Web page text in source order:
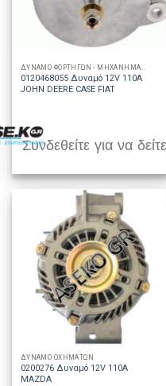
0120468055 Δυναμό 12V 110A
JOHN DEERE CASE FIAT
Συνδεθείτε για να
ΔΥΝΑΜΟ ΟΧΗΜΑΤΩΝ
0200276 Δυναμό 12V 110A
MAZDA